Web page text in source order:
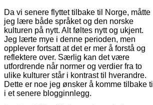
Da vi senere flyttet tilbake til Norge, måtte
jeg lære både språket og den norske
kulturen på nytt. Alt føltes nytt og ukjent.
Jeg lærte mye i denne perioden, men
opplever fortsatt at det er mer å forstå og
reflektere over. Særlig kan det være
utfordrende når normer og verdier fra to
ulike kulturer står i kontrast til hverandre.
Dette er noe jeg ønsker å komme tilbake til
i et senere blogginnlegg.